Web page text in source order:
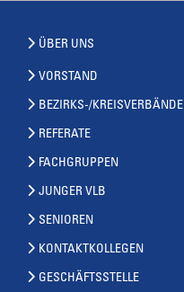
ÜBER UNS
VORSTAND
BEZIRKS-/KREISVERBÄNDE
REFERATE
FACHGRUPPEN
JUNGER VLB
SENIOREN
KONTAKTKOLLEGEN
GESCHÄFTSSTELLE